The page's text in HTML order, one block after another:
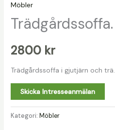
Möbler
Trädgårdssoffa.
2800 kr
Trädgårdssoffa i gjutjärn och trä.
Skicka Intresseanmälan
Kategori: Möbler